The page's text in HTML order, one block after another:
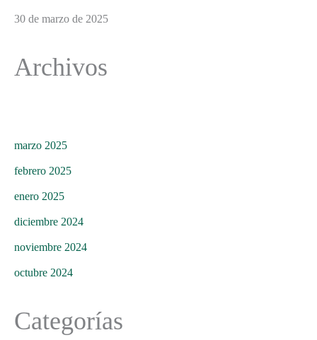
30 de marzo de 2025
Archivos
marzo 2025
febrero 2025
enero 2025
diciembre 2024
noviembre 2024
octubre 2024
Categorías